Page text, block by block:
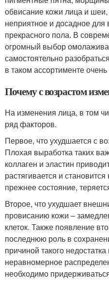
обвисание кожи лица и
неприятное и досадное для
прекрасного пола. В
огромный выбор
самостоятельно
в таком ассортименте
Почему с возрастом
На изменения лица, в том
ряд факторов.
Первое, что ухудшается с
Плохая выработка таких
коллаген и эластин
растягивается и
прежнее состояние,
Второе, что ухудшает
провисанию кожи –
клеток. Также появление
последнюю роль в
причиной такого
неравномерное
необходимо